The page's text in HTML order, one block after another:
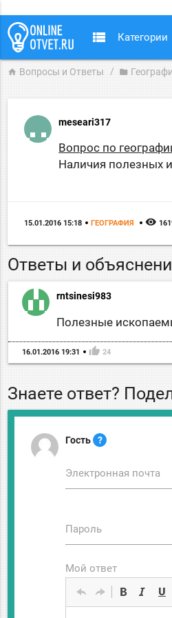
view_list Категории
home Вопросы и Ответы folder
meseari317
Вопрос по
Наличия полезных
15.01.2016 15:18 ГЕОГРАФИЯ remove_red_eye
Ответы и
rntsinesi983
Полезные
16.01.2016 19:31 thumb_up 24
Знаете ответ?
Гость ?
Электронная почта
Пароль
Мой ответ